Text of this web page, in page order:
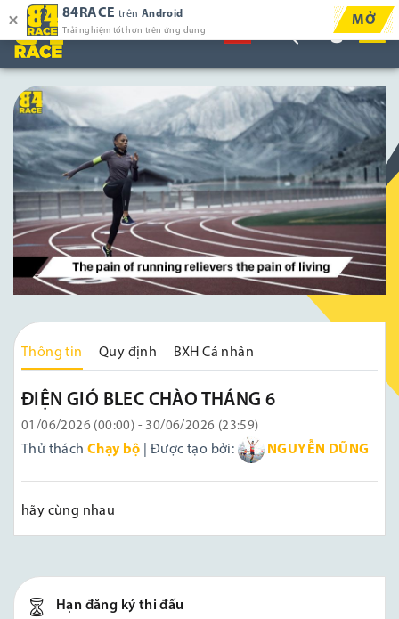
Thông tin Quy định BXH Cá nhân
ĐIỆN GIÓ BLEC CHÀO THÁNG 6
01/06/2026 (00:00) - 30/06/2026 (23:59)
Thử thách Chạy bộ | Được tạo bởi: NGUYỄN DŨNG
hãy cùng nhau
Hạn đăng ký thi đấu
84RACE trên Android
Trải nghiệm tốt hơn trên ứng dụng
MỞ